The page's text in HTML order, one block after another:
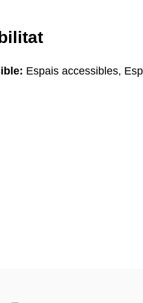
Espais accessibles,